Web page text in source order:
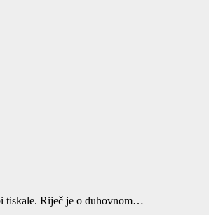
tiskale. Riječ je o duhovnom…